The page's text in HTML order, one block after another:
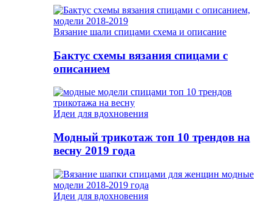
Вязание шали спицами схема и описание
Бактус схемы вязания спицами с
описанием
Идеи для вдохновения
Модный трикотаж топ 10 трендов на
весну 2019 года
Идеи для вдохновения